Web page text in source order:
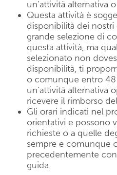
un’attività alternativa
Questa attività è
disponibilità dei
grande selezione di
questa attività, ma
selezionato non
disponibilità, ti
o comunque entro
un’attività alternativa
ricevere il rimborso
Gli orari indicati nel
orientativi e possono
richieste o a quelle
sempre e comunque
precedentemente
guida.